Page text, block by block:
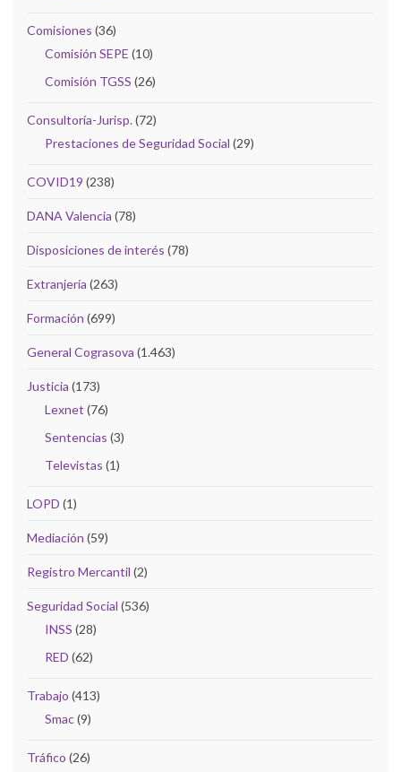
Comisiones (36)
Comisión SEPE (10)
Comisión TGSS (26)
Consultoría-Jurisp.(72)
Prestaciones de Seguridad Social (29)
COVID19 (238)
DANA Valencia (78)
Disposiciones de interés (78)
Extranjería (263)
Formación (699)
General Cograsova (1.463)
Justicia (173)
Lexnet (76)
Sentencias (3)
Televistas (1)
LOPD (1)
Mediación (59)
Registro Mercantil (2)
Seguridad Social (536)
INSS (28)
RED (62)
Trabajo (413)
Smac(9)
Tráfico (26)